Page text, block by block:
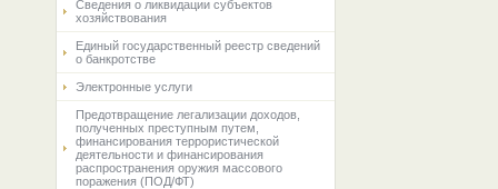
Сведения о ликвидации субъектов
хозяйствования
Единый государственный реестр сведений
о банкротстве
Электронные услуги
Предотвращение легализации доходов,
полученных преступным путем,
финансирования террористической
деятельности и финансирования
распространения оружия массового
поражения (ПОД/ФТ)